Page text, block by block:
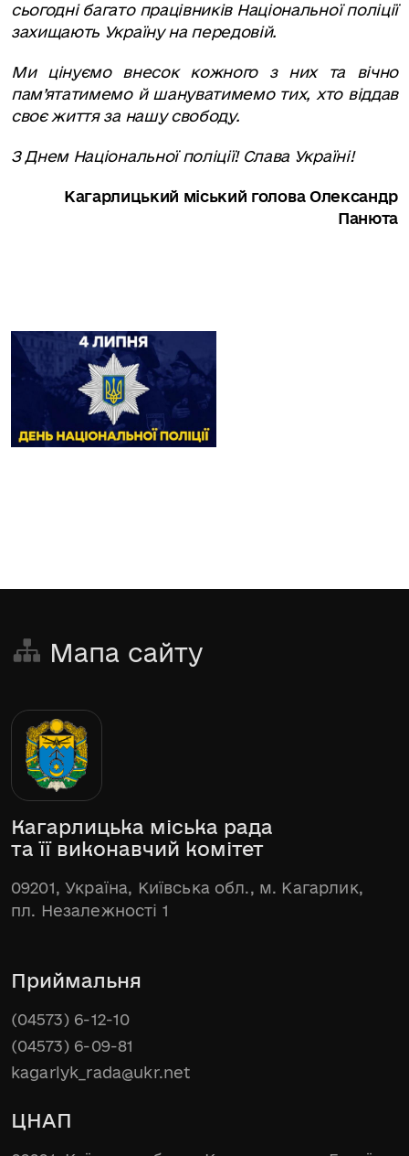
сьогодні багато працівників Національної поліції
захищають Україну на передовій.
Ми цінуємо внесок кожного з них та вічно
пам’ятатимемо й шануватимемо тих, хто віддав
своє життя за нашу свободу.
З Днем Національної поліції! Слава Україні!
Кагарлицький міський голова Олександр
Панюта
Мапа сайту
Кагарлицька міська рада
та її виконавчий комітет
09201, Україна, Київська обл., м. Кагарлик,
пл. Незалежності 1
Приймальня
(04573) 6-12-10
(04573) 6-09-81
kagarlyk_rada@ukr.net
ЦНАП